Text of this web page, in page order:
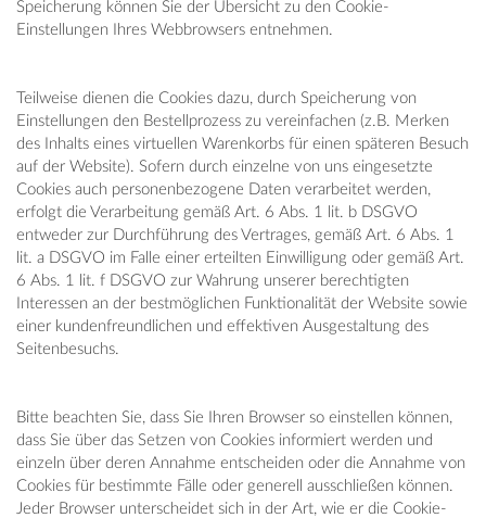
Speicherung können Sie der Übersicht zu den Cookie-
Einstellungen Ihres Webbrowsers entnehmen.
Teilweise dienen die Cookies dazu, durch Speicherung von
Einstellungen den Bestellprozess zu vereinfachen (z.B. Merken
des Inhalts eines virtuellen Warenkorbs für einen späteren Besuch
auf der Website). Sofern durch einzelne von uns eingesetzte
Cookies auch personenbezogene Daten verarbeitet werden,
erfolgt die Verarbeitung gemäß Art. 6 Abs. 1 lit. b DSGVO
entweder zur Durchführung des Vertrages, gemäß Art. 6 Abs. 1
lit. a DSGVO im Falle einer erteilten Einwilligung oder gemäß Art.
6 Abs. 1 lit. f DSGVO zur Wahrung unserer berechtigten
Interessen an der bestmöglichen Funktionalität der Website sowie
einer kundenfreundlichen und effektiven Ausgestaltung des
Seitenbesuchs.
Bitte beachten Sie, dass Sie Ihren Browser so einstellen können,
dass Sie über das Setzen von Cookies informiert werden und
einzeln über deren Annahme entscheiden oder die Annahme von
Cookies für bestimmte Fälle oder generell ausschließen können.
Jeder Browser unterscheidet sich in der Art, wie er die Cookie-